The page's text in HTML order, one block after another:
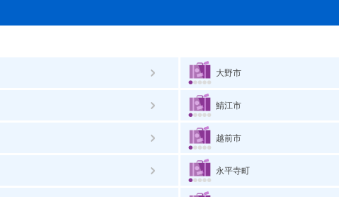
大野市
鯖江市
越前市
永平寺町